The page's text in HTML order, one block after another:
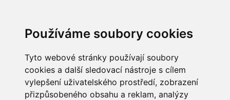
Používáme soubory cookies
Tyto webové stránky používají soubory
cookies a další sledovací nástroje s cílem
vylepšení uživatelského prostředí, zobrazení
přizpůsobeného obsahu a reklam, analýzy